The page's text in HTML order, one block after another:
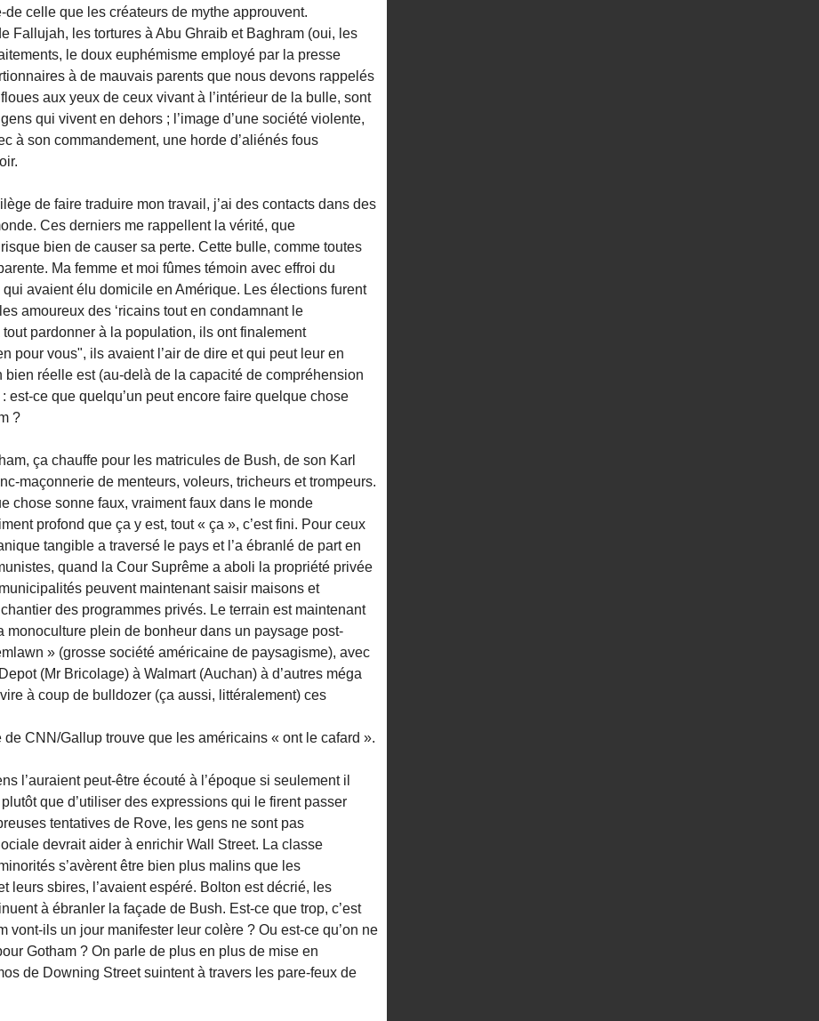
celle que les créateurs de mythe approuvent.
Fallujah, les tortures à Abu Ghraib et Baghram (oui, les
le doux euphémisme employé par la presse
à de mauvais parents que nous devons rappelés
aux yeux de ceux vivant à l’intérieur de la bulle, sont
qui vivent en dehors ; l’image d’une société violente,
à son commandement, une horde d’aliénés fous
de faire traduire mon travail, j’ai des contacts dans des
Ces derniers me rappellent la vérité, que
risque bien de causer sa perte. Cette bulle, comme toutes
Ma femme et moi fûmes témoin avec effroi du
avaient élu domicile en Amérique. Les élections furent
amoureux des ‘ricains tout en condamnant le
pardonner à la population, ils ont finalement
pour vous", ils avaient l’air de dire et qui peut leur en
réelle est (au-delà de la capacité de compréhension
est-ce que quelqu’un peut encore faire quelque chose
?
ça chauffe pour les matricules de Bush, de son Karl
maçonnerie de menteurs, voleurs, tricheurs et trompeurs.
chose sonne faux, vraiment faux dans le monde
profond que ça y est, tout « ça », c’est fini. Pour ceux
tangible a traversé le pays et l’a ébranlé de part en
quand la Cour Suprême a aboli la propriété privée
peuvent maintenant saisir maisons et
des programmes privés. Le terrain est maintenant
monoculture plein de bonheur dans un paysage post-
» (grosse société américaine de paysagisme), avec
(Mr Bricolage) à Walmart (Auchan) à d’autres méga
à coup de bulldozer (ça aussi, littéralement) ces
CNN/Gallup trouve que les américains « ont le cafard ».
l’auraient peut-être écouté à l’époque si seulement il
que d’utiliser des expressions qui le firent passer
tentatives de Rove, les gens ne sont pas
devrait aider à enrichir Wall Street. La classe
s’avèrent être bien plus malins que les
leurs sbires, l’avaient espéré. Bolton est décrié, les
à ébranler la façade de Bush. Est-ce que trop, c’est
vont-ils un jour manifester leur colère ? Ou est-ce qu’on ne
Gotham ? On parle de plus en plus de mise en
de Downing Street suintent à travers les pare-feux de